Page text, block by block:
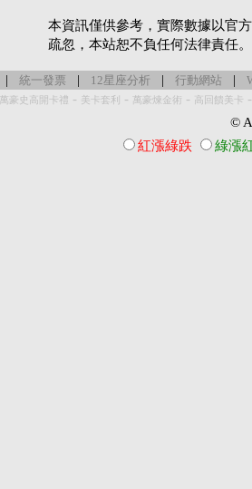
本資訊僅供參考，實際數據以官
疏忽，本站恕不負任何法律責任。
| 統一發票 | 12星座分析 | 行動網站 |
萬豪史高開卡禮 - 美卡套利 - 萬豪煉金術 - 高回饋美卡
©
紅漲綠跌
綠漲